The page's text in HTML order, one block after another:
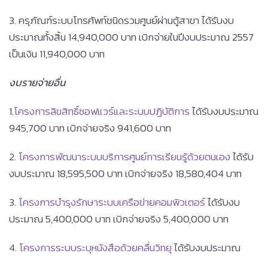
3. ครุภัณฑ์ระบบโทรศัพท์ชนิดรวมศูนย์ผ่านตู้สาขา ได้รับงบ
ประมาณทั้งสิ้น 14,940,000 บาท เบิกจ่ายในปีงบประมาณ 2557
เป็นเงิน 11,940,000 บาท
งบรายจ่ายอื่น
1.โครงการลิขสิทธิ์ซอฟแวร์และระบบปฏิบัติการได้รับงบประมาณ
945,700 บาท เบิกจ่ายจริง 941,600 บาท
2. โครงการพัฒนาระบบบริการศูนย์การเรียนรู้ด้วยตนเองได้รับ
งบประมาณ 18,595,500 บาท เบิกจ่ายจริง 18,580,404 บาท
3. โครงการบำรุงรักษาระบบเครือข่ายคอมพิวเตอร์ได้รับงบ
ประมาณ 5,400,000 บาท เบิกจ่ายจริง 5,400,000 บาท
4. โครงการระบบระบุหนังสือด้วยคลื่นวิทยุได้รับงบประมาณ